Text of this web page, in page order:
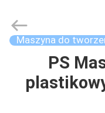
STRONA
GŁÓWNA
Ltd..
RightsMaszyna do
PS